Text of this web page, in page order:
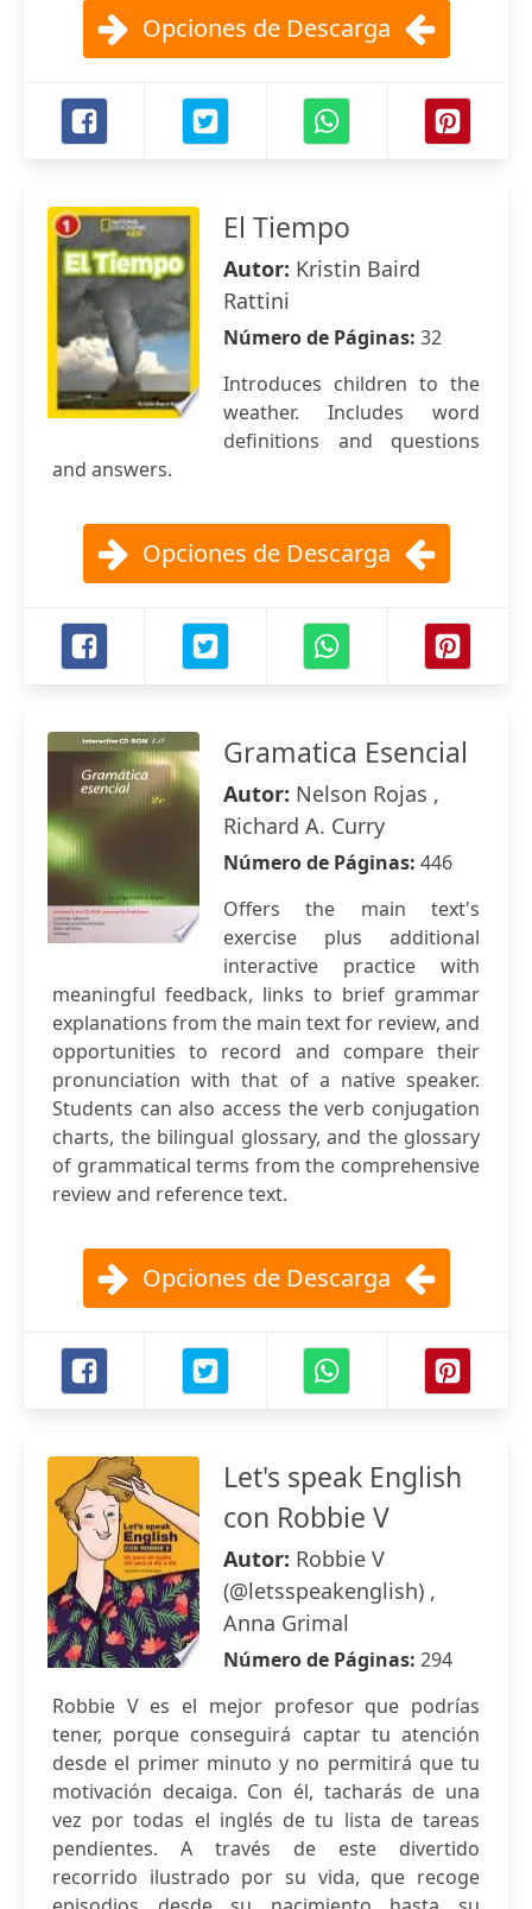
Opciones de Descarga
El Tiempo
Autor: Kristin Baird
Rattini
Número de Páginas: 32
Introduces children to the
weather. Includes word
definitions and questions
and answers.
Opciones de Descarga
Gramatica Esencial
Autor: Nelson Rojas ,
Richard A. Curry
Número de Páginas: 446
Offers the main text's
exercise plus additional
interactive practice with
meaningful feedback, links to brief grammar
explanations from the main text for review, and
opportunities to record and compare their
pronunciation with that of a native speaker.
Students can also access the verb conjugation
charts, the bilingual glossary, and the glossary
of grammatical terms from the comprehensive
review and reference text.
Opciones de Descarga
Let's speak English
con Robbie V
Autor: Robbie V
(@letsspeakenglish) ,
Anna Grimal
Número de Páginas: 294
Robbie V es el mejor profesor que podrías
tener, porque conseguirá captar tu atención
desde el primer minuto y no permitirá que tu
motivación decaiga. Con él, tacharás de una
vez por todas el inglés de tu lista de tareas
pendientes. A través de este divertido
recorrido ilustrado por su vida, que recoge